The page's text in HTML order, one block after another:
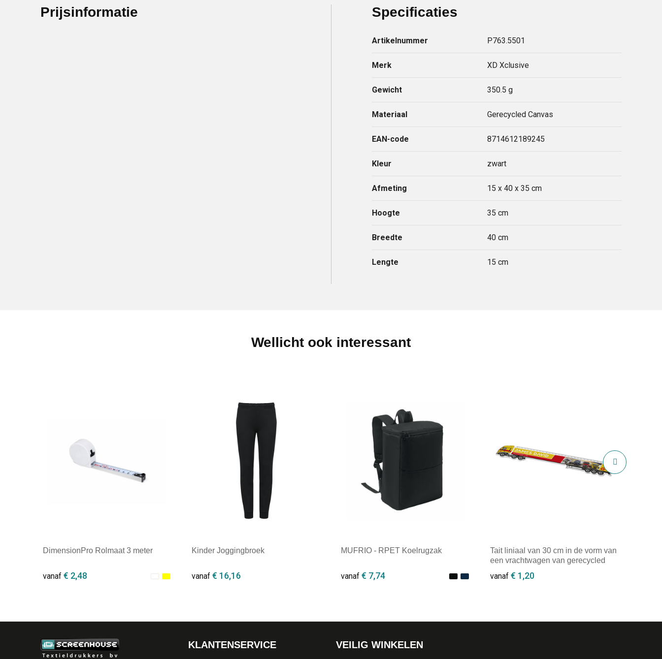
Prijsinformatie Specificaties
Artikelnummer P763.5501
Merk XD Xclusive
Gewicht 350.5 g
Materiaal Gerecycled Canvas
EAN-code 8714612189245
Kleur zwart
Afmeting 15 x 40 x 35 cm
Hoogte 35 cm
Breedte 40 cm
Lengte 15 cm
Wellicht ook interessant
DimensionPro Rolmaat 3 meter
vanaf € 2,48
Kinder Joggingbroek
vanaf€ 16,16
MUFRIO - RPET Koelrugzak
vanaf € 7,74
Tait liniaal van 30 cm in de vorm van
een vrachtwagen van gerecycled
plastic
vanaf € 1,20
KLANTENSERVICE VEILIG WINKELEN